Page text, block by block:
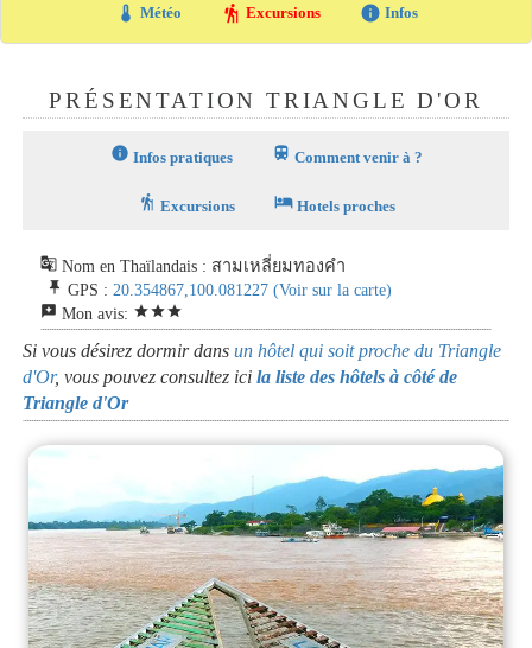
thermostat Météo hiking Excursions info Infos
PRÉSENTATION TRIANGLE D'OR
info Infos pratiques train Comment venir à ?
hiking Excursions hotelHotels proches
g_translate Nom en Thaïlandais : สามเหลี่ยมทองคำ
push_pin GPS : 20.354867,100.081227 (Voir sur la carte)
reviews Mon avis: starstarstar
Si vous désirez dormir dansun hôtel qui soit proche du Triangle
d'Or, vous pouvez consultez icila liste des hôtels à côté de
Triangle d'Or